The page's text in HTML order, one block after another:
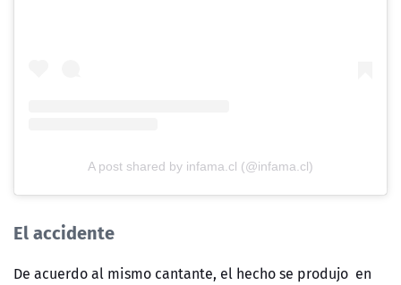
A post shared by infama.cl (@infama.cl)
El accidente
De acuerdo al mismo cantante, el hechose produjo en